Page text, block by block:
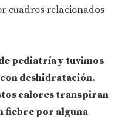
cuadros relacionados
pediatría y tuvimos
deshidratación.
calores transpiran
fiebre por alguna